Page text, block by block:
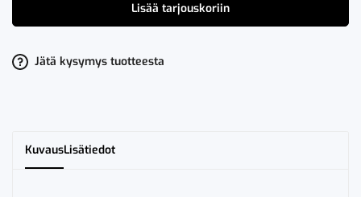
määrä
Lisää tarjouskoriin
Jätä kysymys tuotteesta
KuvausLisätiedot